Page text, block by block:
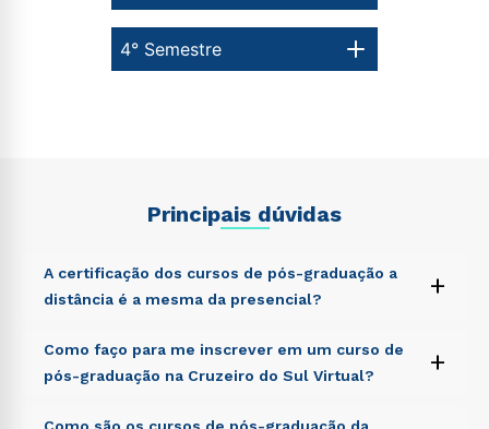
4° Semestre
Principais dúvidas
A certificação dos cursos de pós-graduação a
distância é a mesma da presencial?
+
Sed ut perspiciatis unde omnis iste natus error sit
voluptatem accusantium doloremque laudantium,
totam rem aperiam, eaque ipsa quae ab illo inventore
Como faço para me inscrever em um curso de
pós-graduação na Cruzeiro do Sul Virtual?
+
Sed ut perspiciatis unde omnis iste natus error sit
Como são os cursos de pós-graduação da